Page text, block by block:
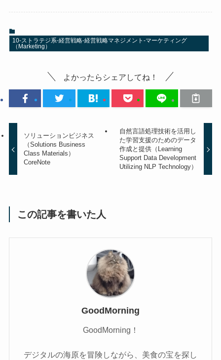
10-ストラテジ系-経営戦略-経営戦略マネジメント-マーケティング
（Marketing）
よかったらシェアしてね！
ソリューションビジネス
（Solutions Business
Class Materials）
CoreNote
自然言語処理技術を活用し
た学習支援のためのデータ
作成と提供（Learning
Support Data Development
Utilizing NLP Technology）
この記事を書いた人
GoodMorning
GoodMorning！
デジタルの海原を冒険しながら、美食の宝を探し